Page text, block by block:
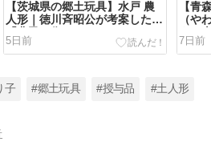
【茨城県の郷土玩具】水戸 農
人形｜徳川斉昭公が考案した
「農民の像」
5日前
【青
（や
える
7日前
子 #郷土玩具 #授与品 #土人形